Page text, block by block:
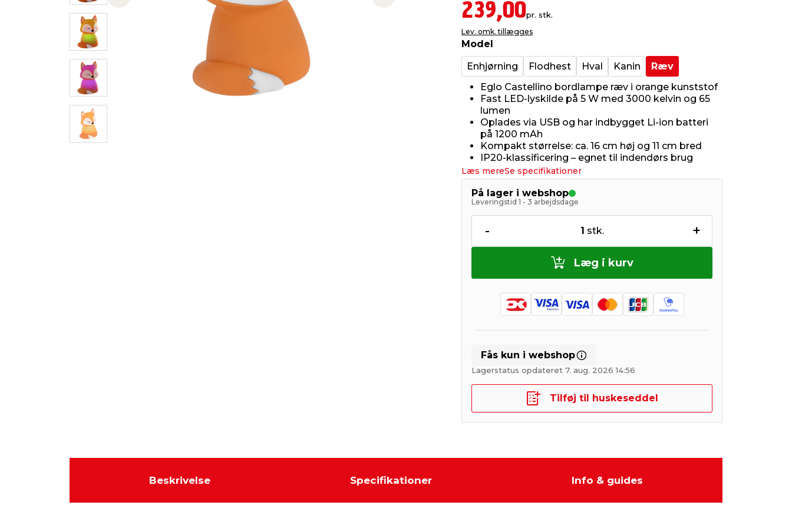
Previous slide Next slide 239,00pr. stk.
Lev. omk. tillægges
Model
Enhjørning
Flodhest Hval Kanin
Ræv
Eglo Castellino bordlampe ræv i orange kunststof
Fast LED-lyskilde på 5 W med 3000 kelvin og 65
lumen
Oplades via USB og har indbygget Li-ion batteri
på 1200 mAh
Kompakt størrelse: ca. 16 cm høj og 11 cm bred
IP20-klassificering – egnet til indendørs brug
Læs mereSe specifikationer
På lager i webshop
Leveringstid 1 - 3 arbejdsdage
- 1 stk. +
Læg i kurv
Fås kun i webshop
Lagerstatus opdateret 7. aug. 2026 14:56
Tilføj til huskeseddel
Beskrivelse Specifikationer Info & guides